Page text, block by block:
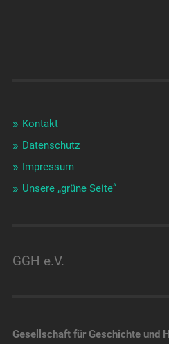
Kontakt
Datenschutz
Impressum
Unsere „grüne Seite“
GGH e.V.
Gesellschaft für Geschichte und